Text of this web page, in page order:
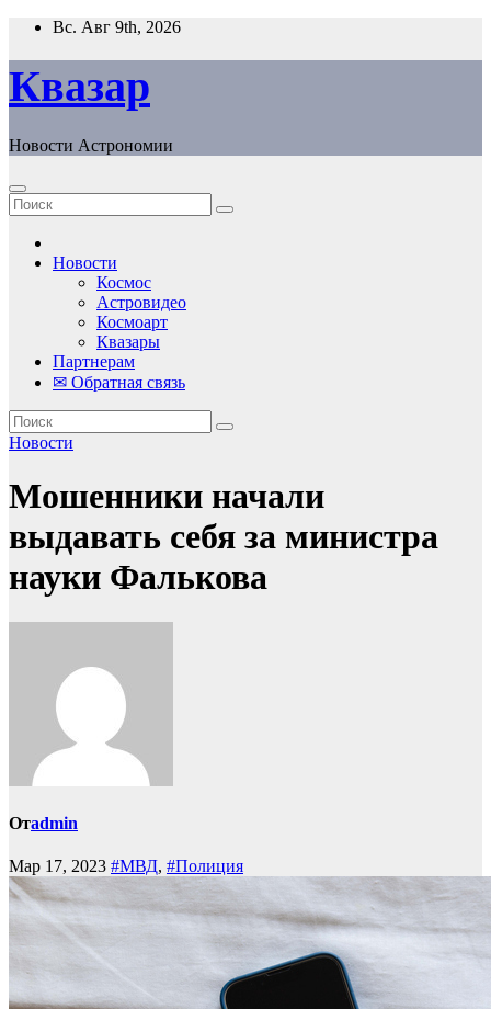
Перейти
содержанию
Вс. Авг 9th, 2026
Квазар
Новости Астрономии
Новости
Космос
Астровидео
Космоарт
Квазары
Партнерам
✉ Обратная связь
Новости
Мошенники начали
выдавать себя за министра
науки Фалькова
Отadmin
Мар 17, 2023 #МВД, #Полиция